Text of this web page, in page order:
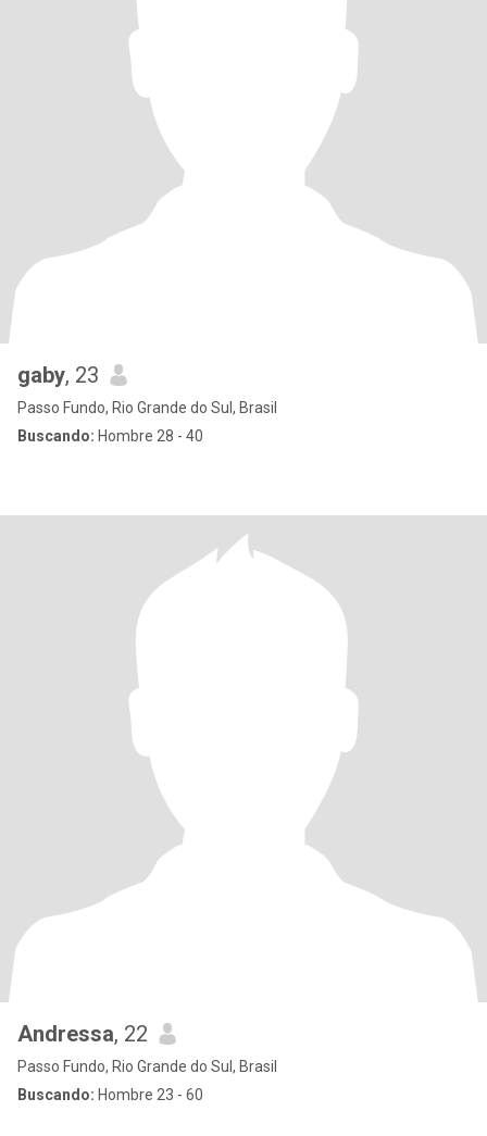
gaby, 23
Passo Fundo, Rio Grande do Sul, Brasil
Buscando: Hombre 28 - 40
Andressa, 22
Passo Fundo, Rio Grande do Sul, Brasil
Buscando: Hombre 23 - 60